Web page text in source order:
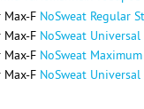
Max-F NoSweat Regular
Max-F NoSweat Universal
Max-F NoSweat
Max-F NoSweat